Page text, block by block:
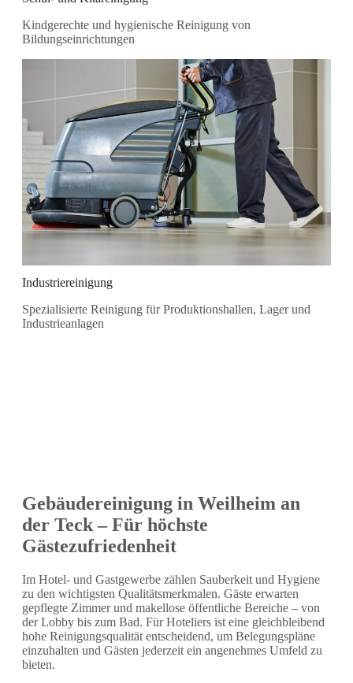
Kindgerechte und hygienische Reinigung von
Bildungseinrichtungen
Industriereinigung
Spezialisierte Reinigung für Produktionshallen, Lager und
Industrieanlagen
Gebäudereinigung in Weilheim an
der Teck – Für höchste
Gästezufriedenheit
Im Hotel- und Gastgewerbe zählen Sauberkeit und Hygiene
zu den wichtigsten Qualitätsmerkmalen. Gäste erwarten
gepflegte Zimmer und makellose öffentliche Bereiche – von
der Lobby bis zum Bad. Für Hoteliers ist eine gleichbleibend
hohe Reinigungsqualität entscheidend, um Belegungspläne
einzuhalten und Gästen jederzeit ein angenehmes Umfeld zu
bieten.